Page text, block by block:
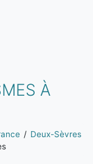
À
Deux-Sèvres